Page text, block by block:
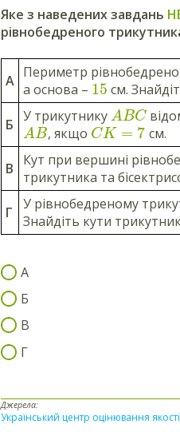
Яке з наведених завдань
рівнобедреного
А Периметр
а основа – 15 см.
Б У трикутнику A BC
A B, якщо CK = 7 см.
В
Кут при вершині
трикутника та
Г
У рівнобедреному
Знайдіть кути
А
Б
В
Г
Джерела:
Український центр оцінювання